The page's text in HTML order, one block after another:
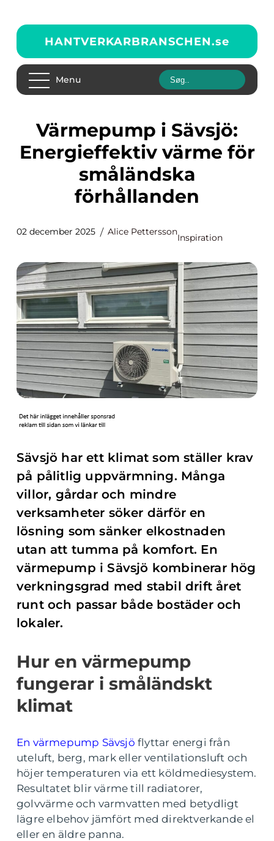
HANTVERKARBRANSCHEN.se
Menu
Värmepump i Sävsjö:
Energieffektiv värme för
småländska
förhållanden
02 december 2025 Alice Pettersson
Inspiration
Sävsjö har ett klimat som ställer krav
på pålitlig uppvärmning. Många
villor, gårdar och mindre
verksamheter söker därför en
lösning som sänker elkostnaden
utan att tumma på komfort. En
värmepump i Sävsjö kombinerar hög
verkningsgrad med stabil drift året
runt och passar både bostäder och
lokaler.
Hur en värmepump
fungerar i småländskt
klimat
En värmepump Sävsjö flyttar energi från
uteluft, berg, mark eller ventilationsluft och
höjer temperaturen via ett köldmediesystem.
Resultatet blir värme till radiatorer,
golvvärme och varmvatten med betydligt
lägre elbehov jämfört med direktverkande el
eller en äldre panna.